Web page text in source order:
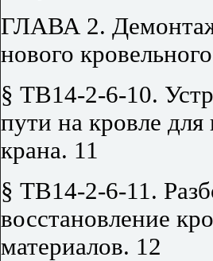
ГЛАВА 2. Демонтаж
нового
§ ТВ14-2-6-10.
пути на кровле
крана. 11
§ ТВ14-2-6-11.
восстановление
материалов. 12